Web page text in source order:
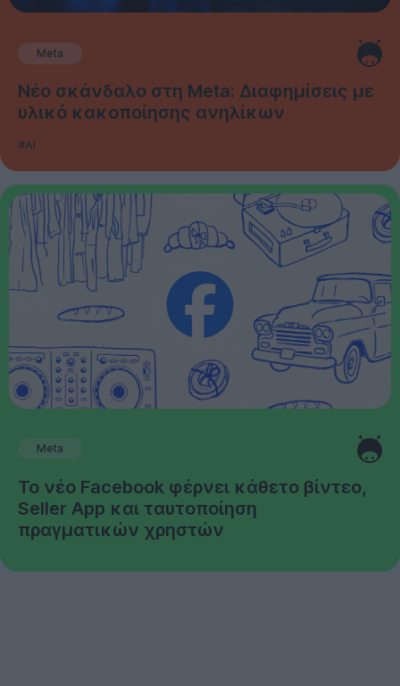
Meta
Νέο σκάνδαλο στη Meta: Διαφημίσεις με
υλικό κακοποίησης ανηλίκων
#AI
Meta
Το νέο Facebook φέρνει κάθετο βίντεο,
Seller App και ταυτοποίηση
πραγματικών χρηστών